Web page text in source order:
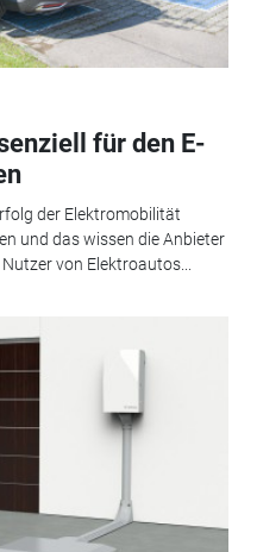
für den E-
der Elektromobilität
und das wissen die Anbieter
von Elektroautos...